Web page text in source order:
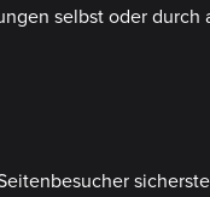
selbst oder